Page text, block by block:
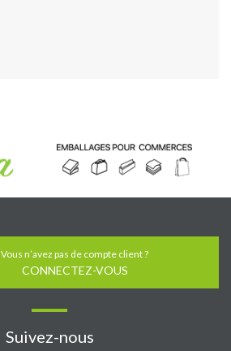
Vous n’avez pas de compte client ?
CONNECTEZ-VOUS
Suivez-nous